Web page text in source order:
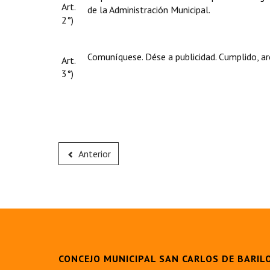
Art.
2°)
de la Administración Municipal.
Art.
3°)
Comuníquese. Dése a publicidad. Cumplido,
Anterior
CONCEJO MUNICIPAL SAN CARLOS DE